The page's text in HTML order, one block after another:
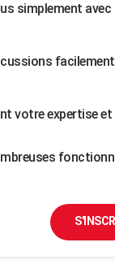
simplement
votre expertise